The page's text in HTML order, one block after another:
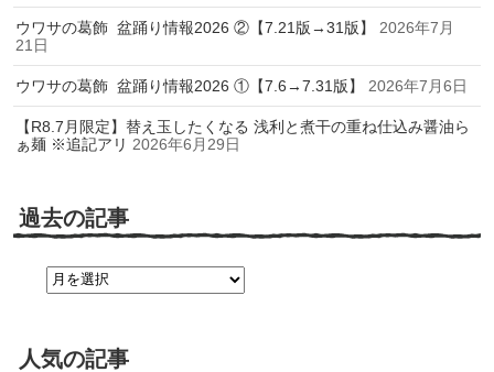
ウワサの葛飾 盆踊り情報2026 ②【7.21版→31版】
2026年7月
21日
ウワサの葛飾 盆踊り情報2026 ①【7.6→7.31版】 2026年7月6日
【R8.7月限定】替え玉したくなる 浅利と煮干の重ね仕込み醤油ら
ぁ麺 ※追記アリ 2026年6月29日
過去の記事
人気の記事